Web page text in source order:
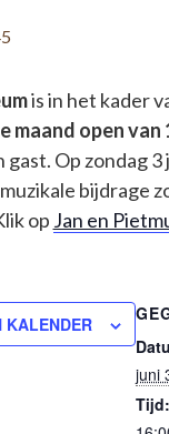
is in het kader
maand open van
Op zondag
bijdrage
op Jan en
KALENDER
juni
Tijd: